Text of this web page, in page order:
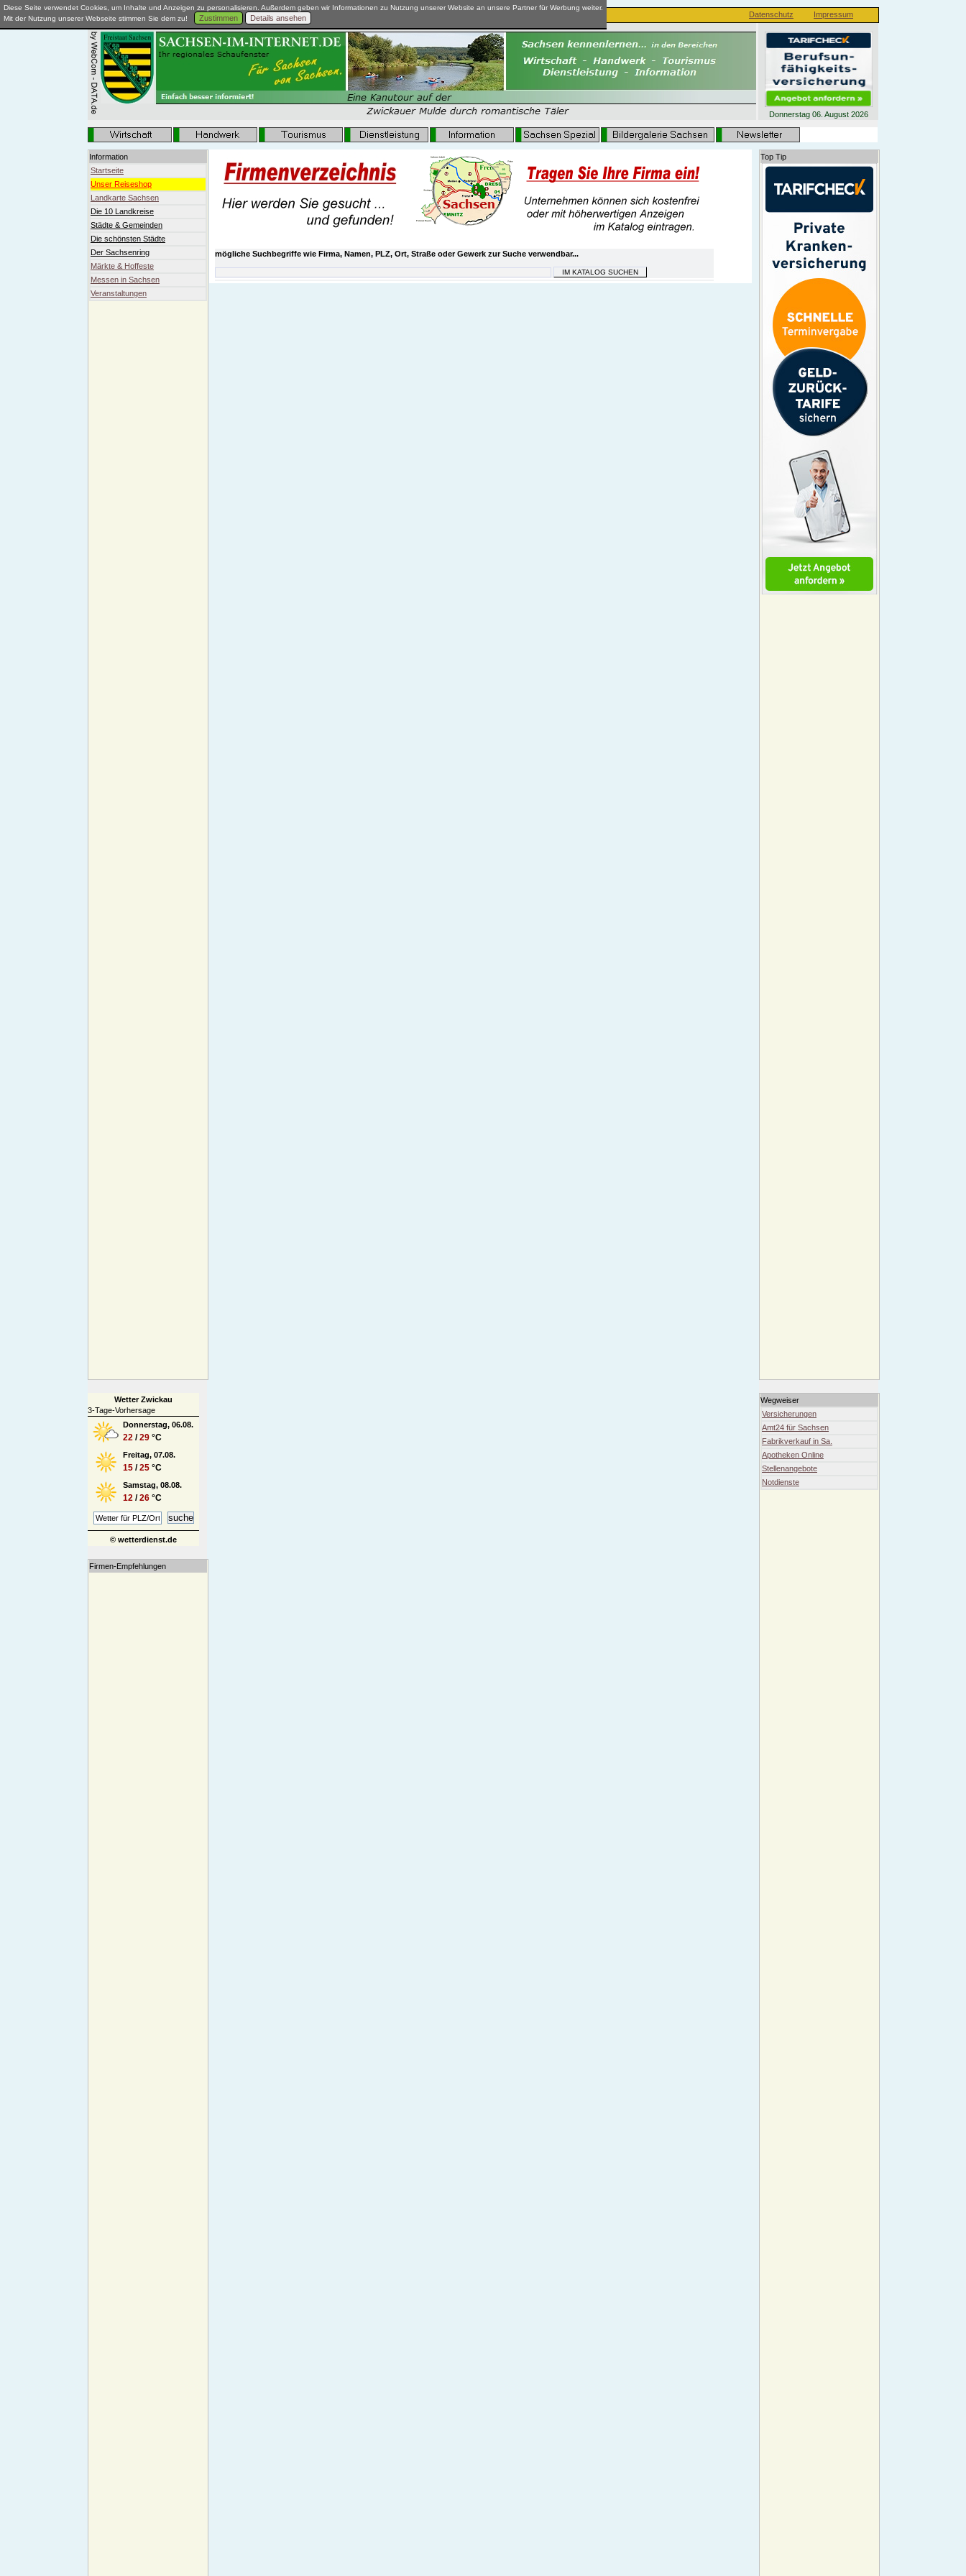
Diese Seite verwendet Cookies, um Inhalte und Anzeigen zu personalisieren. Außerdem geben wir Informationen zu Nutzung unserer Website an unsere Partner für Werbung weiter.
Mit der Nutzung unserer Webseite stimmen Sie dem zu!
Zustimmen Details ansehen Impressum
Datenschutz
Donnerstag 06. August 2026
Information
Startseite
Unser Reiseshop
Landkarte Sachsen
Die 10 Landkreise
Städte & Gemeinden
Die schönsten Städte
Der Sachsenring
Märkte & Hoffeste
Messen in Sachsen
Veranstaltungen
Wetter Zwickau
3-Tage-Vorhersage
Donnerstag, 06.08.
22 /29 °C
Freitag, 07.08.
15 /25 °C
Samstag, 08.08.
12 /26 °C
© wetterdienst.de
Firmen-Empfehlungen
Top Tip
Wegweiser
Versicherungen
Amt24 für Sachsen
Fabrikverkauf in Sa.
Apotheken Online
Stellenangebote
Notdienste
mögliche Suchbegriffe wie Firma, Namen, PLZ, Ort, Straße oder Gewerk zur Suche verwendbar...